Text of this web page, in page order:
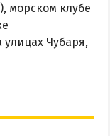
морском клубе
Чубаря,